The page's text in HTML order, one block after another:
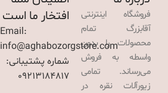
فروشگاه اینترنتی
آقابزرگ تمام
محصولات را بدون
واسطه به فروش
می‌رساند. تمامی
زیورآلات نقره در
افتخار ما است
Email:
info@aghabozorgstore.com
شماره پشتیبانی:
09213184817